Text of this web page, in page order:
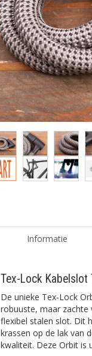
Informatie
Tex-Lock Kabelslot
De unieke Tex-Lock
robuuste, maar zachte
flexibel stalen slot. Dit
krassen op de lak van
kwaliteit. Deze Orbit is